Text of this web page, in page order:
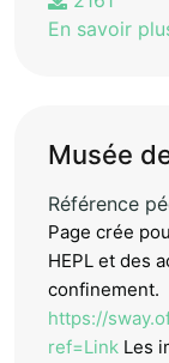
En savoir
Musée
Référence
Page crée
HEPL et des
confinement.
https://
ref=Link Les